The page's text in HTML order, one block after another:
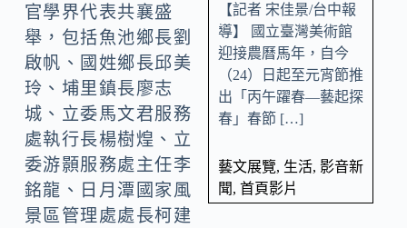
官學界代表共襄盛
舉，包括魚池鄉長劉
啟帆、國姓鄉長邱美
玲、埔里鎮長廖志
城、立委馬文君服務
處執行長楊樹煌、立
委游顥服務處主任李
銘龍、日月潭國家風
景區管理處處長柯建
【記者 宋佳景/台中報
導】 國立臺灣美術館
迎接農曆馬年，自今
（24）日起至元宵節推
出「丙午躍春—藝起探
春」春節 […]
藝文展覽, 生活, 影音新
聞, 首頁影片